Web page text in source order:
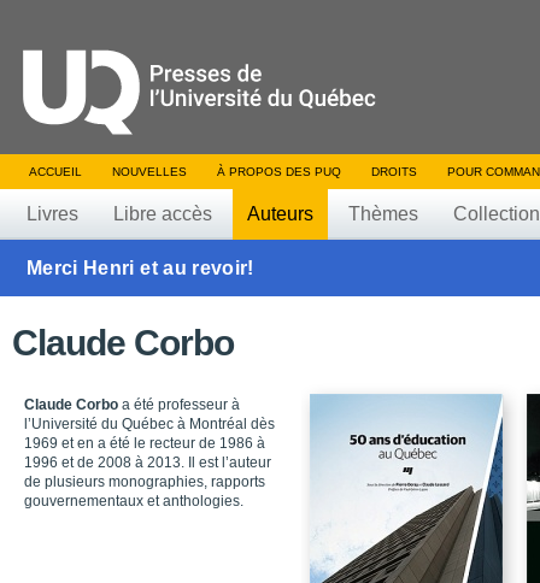
ACCUEIL NOUVELLES À PROPOS DES PUQ DROITS POUR
Livres Libre accès Auteurs Thèmes
Merci Henri et au revoir!
Claude Corbo
Claude Corbo a été professeur à
l’Université du Québec à Montréal dès
1969 et en a été le recteur de 1986 à
1996 et de 2008 à 2013. Il est l’auteur
de plusieurs monographies, rapports
gouvernementaux et anthologies.